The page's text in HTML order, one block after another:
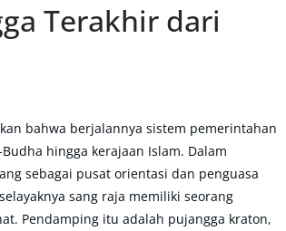
Terakhir dari
bahwa berjalannya sistem pemerintahan
hingga kerajaan Islam. Dalam
sebagai pusat orientasi dan penguasa
sang raja memiliki seorang
Pendamping itu adalah pujangga kraton,